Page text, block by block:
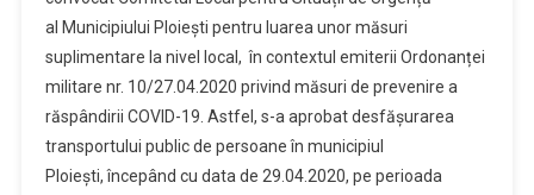
Local
al Municipiului Ploiești pentru luarea unor măsuri
suplimentare la nivel local, în contextul emiterii Ordonanței
militare nr. 10/27.04.2020 privind măsuri de prevenire a
răspândirii COVID-19. Astfel, s-a aprobat desfășurarea
transportului public de persoane în municipiul
Ploiești, începând cu data de 29.04.2020, pe perioada